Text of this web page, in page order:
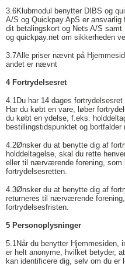
3.6Klubmodul benytter DIBS og
A/S og Quickpay ApS er ansvarlig
dit betalingskort og Nets A/S
og quickpay.net om sikkerheden
3.7Alle priser nævnt på
andet er nævnt
4 Fortrydelsesret
4.1Du har 14 dages
Har du købt en vare, løber
du købt en ydelse, f.eks.
bestillingstidspunktet og
4.2Ønsker du at benytte dig af
holddeltagelse, skal du rette
eller til nærværende forening, som
fortrydelsesretten.
4.3Ønsker du at benytte dig af
returneres til nærværende
fortrydelsesfristen.
5 Personoplysninger
5.1Når du benytter
er helt anonyme, hvilket betyder,
kan identificere dig, selv om du er